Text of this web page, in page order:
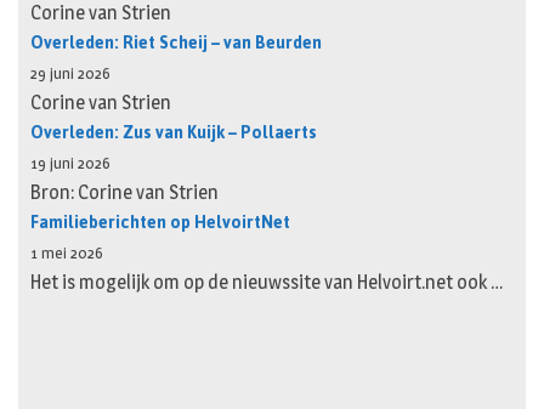
Corine van Strien
Overleden: Riet Scheij – van Beurden
29 juni 2026
Corine van Strien
Overleden: Zus van Kuijk – Pollaerts
19 juni 2026
Bron: Corine van Strien
Familieberichten op HelvoirtNet
1 mei 2026
Het is mogelijk om op de nieuwssite van Helvoirt.net ook …